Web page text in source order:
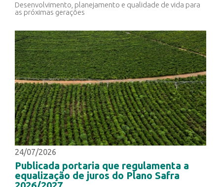
Desenvolvimento, planejamento e qualidade de vida para
as próximas gerações
24/07/2026
Publicada portaria que regulamenta a
equalização de juros do Plano Safra